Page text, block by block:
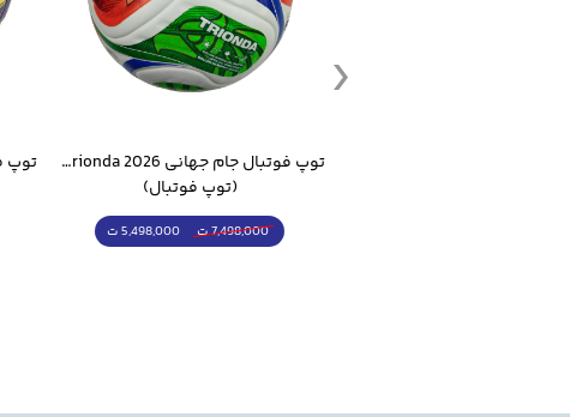
توپ فوتبال جام جهانی 2026 Trionda مشابه اورجینال
(توپ فوتبال)
7,498,000 ت 5,498,000 ت